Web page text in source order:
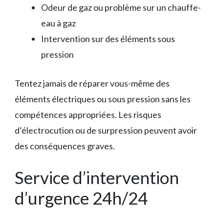
Odeur de gaz ou problème sur un chauffe-
eau à gaz
Intervention sur des éléments sous
pression
Tentez jamais de réparer vous-même des
éléments électriques ou sous pression sans les
compétences appropriées. Les risques
d’électrocution ou de surpression peuvent avoir
des conséquences graves.
Service d’intervention
d’urgence 24h/24